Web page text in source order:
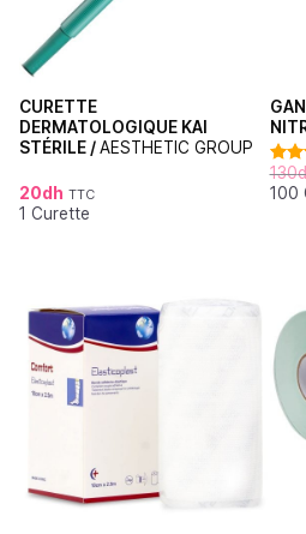
CURETTE
DERMATOLOGIQUE KAI
STÉRILE /AESTHETIC GROUP
20dh TTC
1 Curette
sur 5
130
100